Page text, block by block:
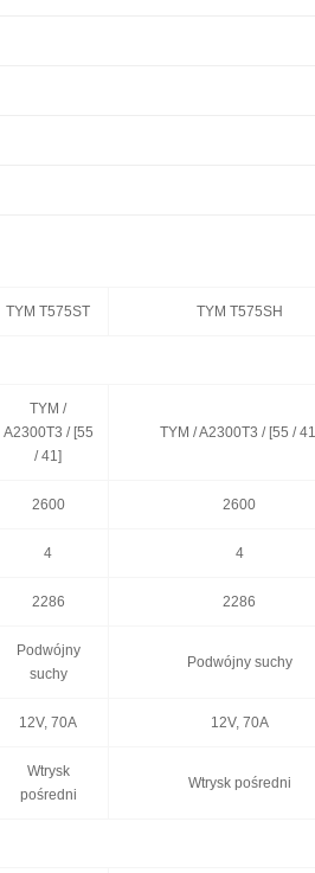
TYM T575ST TYM T575SH
TYM /
A2300T3 / [55
/ 41]
TYM / A2300T3 / [55 /
2600 2600
4 4
2286 2286
Podwójny
suchy
Podwójny suchy
12V, 70A 12V, 70A
Wtrysk
pośredni
Wtrysk pośredni